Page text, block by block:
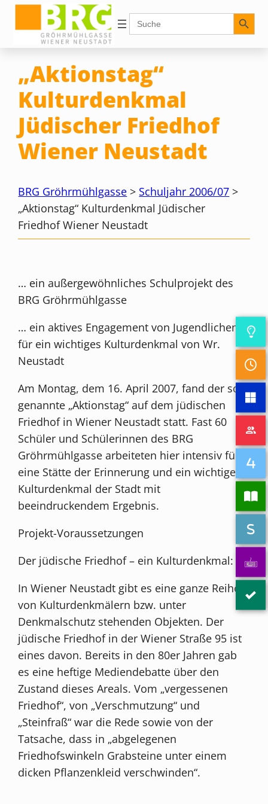
Inhalt
springen
Search
for:
Search Button
„Aktionstag“
Kulturdenkmal
Jüdischer Friedhof
Wiener Neustadt
BRG Gröhrmühlgasse > Schuljahr 2006/07 >
„Aktionstag“ Kulturdenkmal Jüdischer
Friedhof Wiener Neustadt
… ein außergewöhnliches Schulprojekt des
BRG Gröhrmühlgasse
… ein aktives Engagement von Jugendlichen
für ein wichtiges Kulturdenkmal von Wr.
Neustadt
Am Montag, dem 16. April 2007, fand der so
genannte „Aktionstag“ auf dem jüdischen
Friedhof in Wiener Neustadt statt. Fast 60
Schüler und Schülerinnen des BRG
Gröhrmühlgasse arbeiteten hier intensiv für
eine Stätte der Erinnerung und ein wichtiges
Kulturdenkmal der Stadt mit
beeindruckendem Ergebnis.
Projekt-Voraussetzungen
Der jüdische Friedhof – ein Kulturdenkmal:
In Wiener Neustadt gibt es eine ganze Reihe
von Kulturdenkmälern bzw. unter
Denkmalschutz stehenden Objekten. Der
jüdische Friedhof in der Wiener Straße 95 ist
eines davon. Bereits in den 80er Jahren gab
es eine heftige Mediendebatte über den
Zustand dieses Areals. Vom „vergessenen
Friedhof“, von „Verschmutzung“ und
„Steinfraß“ war die Rede sowie von der
Tatsache, dass in „abgelegenen
Friedhofswinkeln Grabsteine unter einem
dicken Pflanzenkleid verschwinden“.